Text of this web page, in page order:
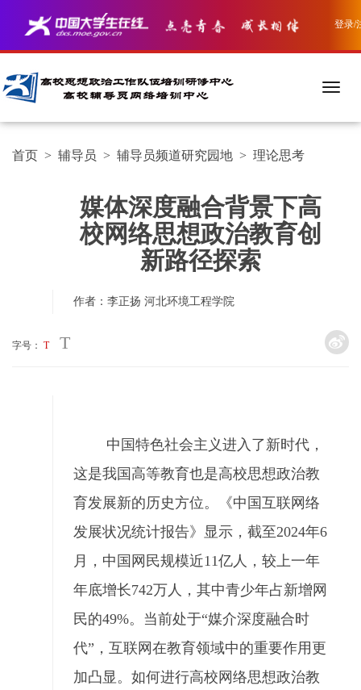
登录/
首页 > 辅导员 > 辅导员频道研究园地 > 理论思考
媒体深度融合背景下高
校网络思想政治教育创
新路径探索
作者：李正扬 河北环境工程学院
字号： T T
中国特色社会主义进入了新时代，
这是我国高等教育也是高校思想政治教
育发展新的历史方位。《中国互联网络
发展状况统计报告》显示，截至2024年6
月，中国网民规模近11亿人，较上一年
年底增长742万人，其中青少年占新增网
民的49%。当前处于“媒介深度融合时
代”，互联网在教育领域中的重要作用更
加凸显。如何进行高校网络思想政治教